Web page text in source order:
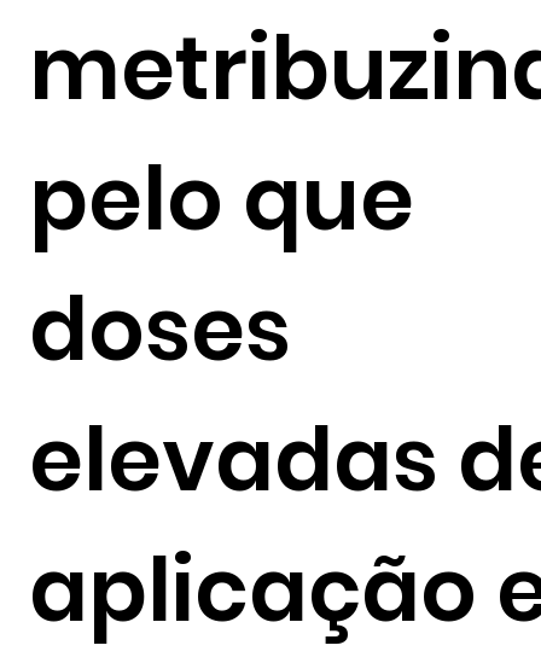
pelo que
doses
elevadas
aplicação